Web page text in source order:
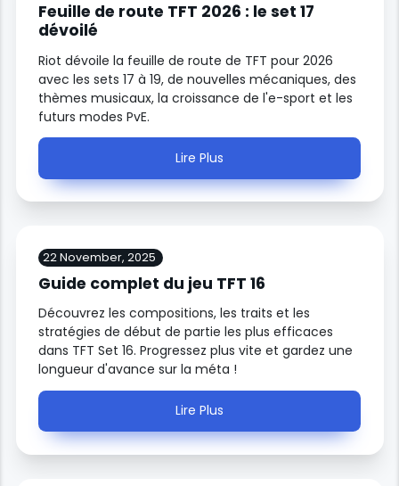
Feuille de route TFT 2026 : le set 17
dévoilé
Riot dévoile la feuille de route de TFT pour 2026
avec les sets 17 à 19, de nouvelles mécaniques, des
thèmes musicaux, la croissance de l'e-sport et les
futurs modes PvE.
Lire Plus
22 November, 2025
Guide complet du jeu TFT 16
Découvrez les compositions, les traits et les
stratégies de début de partie les plus efficaces
dans TFT Set 16. Progressez plus vite et gardez une
longueur d'avance sur la méta !
Lire Plus